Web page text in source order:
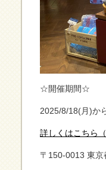
☆開催期間☆
2025/8/18(月)か
詳しくはこちら
〒150-0013 東